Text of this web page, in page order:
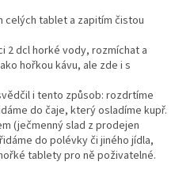
celých tablet a zapitím čistou
2 dcl horké vody, rozmíchat a
hořkou kávu, ale zde i s
i tento způsob: rozdrtíme
do čaje, který osladíme kupř.
(ječmenný slad z prodejen
do polévky či jiného jídla,
tablety pro ně poživatelné.